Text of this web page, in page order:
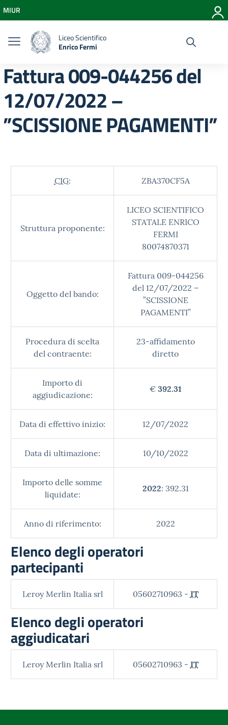
Vai al menu di navigazione
Vai al footer
MIUR
Liceo Scientifico
Enrico Fermi
Fattura 009-044256 del
12/07/2022 –
”SCISSIONE PAGAMENTI”
CIG: ZBA370CF5A
Struttura proponente:
LICEO SCIENTIFICO
STATALE ENRICO
FERMI
80074870371
Oggetto del bando:
Fattura 009-044256
del 12/07/2022 –
”SCISSIONE
PAGAMENTI”
Procedura di scelta
del contraente:
23-affidamento
diretto
Importo di
aggiudicazione:
€ 392.31
Data di effettivo inizio: 12/07/2022
Data di ultimazione: 10/10/2022
Importo delle somme
liquidate:
2022: 392.31
Anno di riferimento: 2022
Elenco degli operatori
partecipanti
Leroy Merlin Italia srl 05602710963 - IT
Elenco degli operatori
aggiudicatari
Leroy Merlin Italia srl 05602710963 - IT